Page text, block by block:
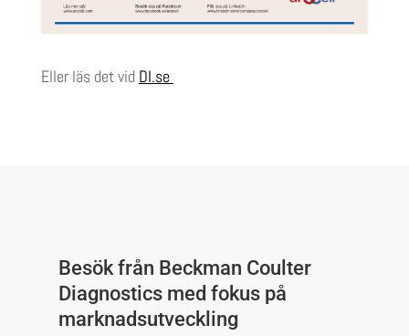
Eller läs det vid DI.se
Besök från Beckman Coulter
Diagnostics med fokus på
marknadsutveckling